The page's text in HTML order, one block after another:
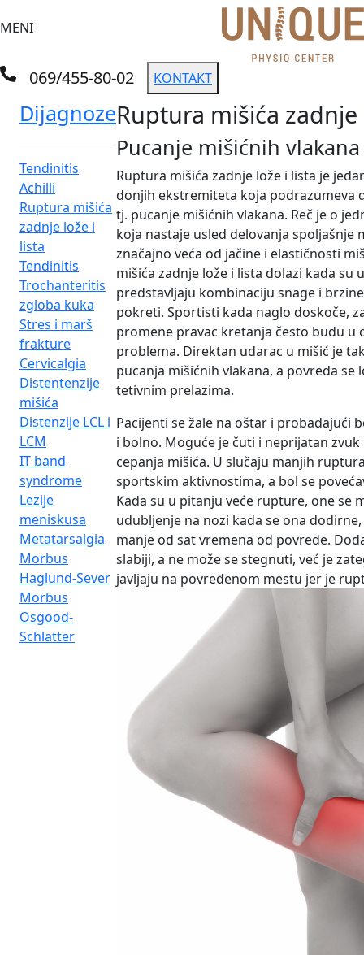
MENI
069/455-80-02 KONTAKT
Dijagnoze
Tendinitis
Achilli
Ruptura mišića
zadnje lože i
lista
Tendinitis
Trochanteritis
zgloba kuka
Stres i marš
frakture
Cervicalgia
Distentenzije
mišića
Distenzije LCL i
LCM
IT band
syndrome
Lezije
meniskusa
Metatarsalgia
Morbus
Haglund-Sever
Morbus
Osgood-
Schlatter
Ruptura mišića
Pucanje mišićnih vlakana
Ruptura mišića zadnje lože i lista je
donjih ekstremiteta koja podrazumeva
tj. pucanje mišićnih vlakana. Reč je o
koja nastaje usled delovanja spoljašnje
značajno veća od jačine i elastičnosti
mišića zadnje lože i lista dolazi kada su
predstavljaju kombinaciju snage i
pokreti. Sportisti kada naglo doskoče,
promene pravac kretanja često budu u
problema. Direktan udarac u mišić je
pucanja mišićnih vlakana, a povreda se
tetivnim prelazima.
Pacijenti se žale na oštar i probadajući
i bolno. Moguće je čuti i neprijatan
cepanja mišića. U slučaju manjih
sportskim aktivnostima, a bol se
Kada su u pitanju veće rupture, one se
udubljenje na nozi kada se ona
manje od sat vremena od povrede.
slabiji, a ne može se stegnuti, već je
javljaju na povređenom mestu jer je